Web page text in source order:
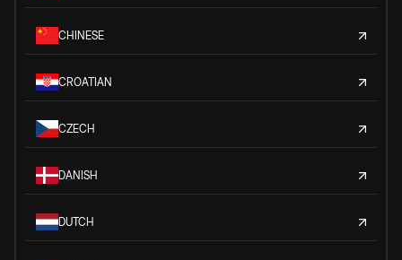
CHINESE
CROATIAN
CZECH
DANISH
DUTCH